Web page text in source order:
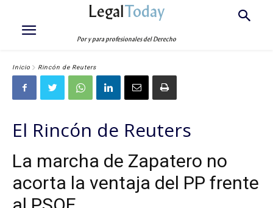
LegalToday
Por y para profesionales del Derecho
Inicio Rincón de Reuters
El Rincón de Reuters
La marcha de Zapatero no
acorta la ventaja del PP frente